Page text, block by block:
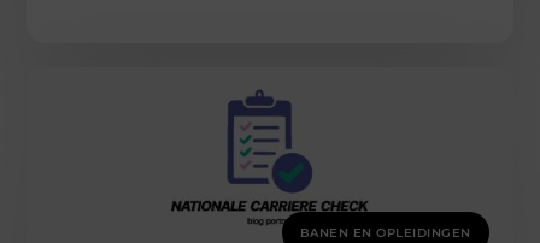
BANEN EN OPLEIDINGEN